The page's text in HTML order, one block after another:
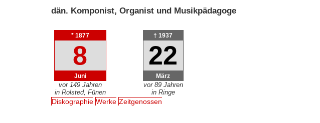
dän. Komponist, Organist und Musikpädagoge
* 1877
8
Juni
vor 149 Jahren
in Rolsted, Fünen
† 1937
22
März
vor 89 Jahren
in Ringe
Diskographie Werke Zeitgenossen